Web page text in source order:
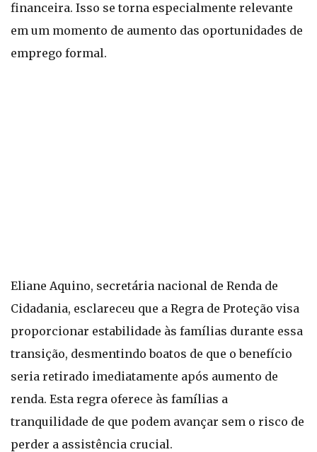
financeira. Isso se torna especialmente relevante
em um momento de aumento das oportunidades de
emprego formal.
Eliane Aquino, secretária nacional de Renda de
Cidadania, esclareceu que a Regra de Proteção visa
proporcionar estabilidade às famílias durante essa
transição, desmentindo boatos de que o benefício
seria retirado imediatamente após aumento de
renda. Esta regra oferece às famílias a
tranquilidade de que podem avançar sem o risco de
perder a assistência crucial.